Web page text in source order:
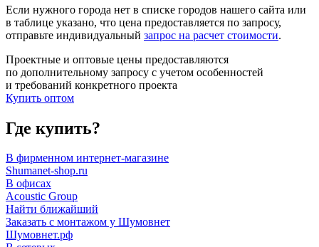
Если нужного города нет в списке городов нашего сайта или
в таблице указано, что цена предоставляется по запросу,
отправьте индивидуальный запрос на расчет стоимости.
Проектные и оптовые цены предоставляются
по дополнительному запросу с учетом особенностей
и требований конкретного проекта
Купить оптом
Где купить?
В фирменном интернет-магазине
Shumanet-shop.ru
В офисах
Acoustic Group
Найти ближайший
Заказать с монтажом у Шумовнет
Шумовнет.рф